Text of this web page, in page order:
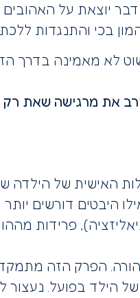
יוצאת על
בכי והתנגדות
לא מאמינה בדרך
את מרגישה שאת רק
האישית של הילדה
היבטים דורשים
פרידות
הפרק הזה
בפועל. נעצור